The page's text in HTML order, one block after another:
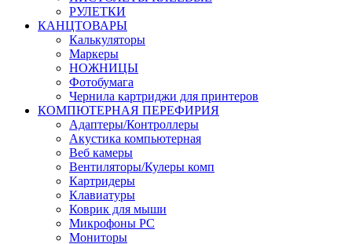
РУЛЕТКИ
КАНЦТОВАРЫ
Калькуляторы
Маркеры
НОЖНИЦЫ
Фотобумага
Чернила картриджи для принтеров
КОМПЮТЕРНАЯ ПЕРЕФИРИЯ
Адаптеры/Контроллеры
Акустика компьютерная
Веб камеры
Вентиляторы/Кулеры комп
Картридеры
Клавиатуры
Коврик для мыши
Микрофоны PC
Мониторы